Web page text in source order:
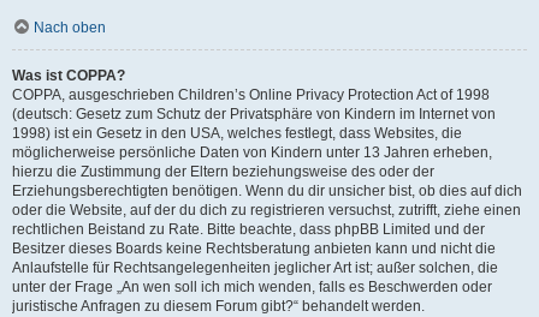
Nach oben
Was ist COPPA?
COPPA, ausgeschrieben Children’s Online Privacy Protection Act of 1998
(deutsch: Gesetz zum Schutz der Privatsphäre von Kindern im Internet von
1998) ist ein Gesetz in den USA, welches festlegt, dass Websites, die
möglicherweise persönliche Daten von Kindern unter 13 Jahren erheben,
hierzu die Zustimmung der Eltern beziehungsweise des oder der
Erziehungsberechtigten benötigen. Wenn du dir unsicher bist, ob dies auf dich
oder die Website, auf der du dich zu registrieren versuchst, zutrifft, ziehe einen
rechtlichen Beistand zu Rate. Bitte beachte, dass phpBB Limited und der
Besitzer dieses Boards keine Rechtsberatung anbieten kann und nicht die
Anlaufstelle für Rechtsangelegenheiten jeglicher Art ist; außer solchen, die
unter der Frage „An wen soll ich mich wenden, falls es Beschwerden oder
juristische Anfragen zu diesem Forum gibt?“ behandelt werden.